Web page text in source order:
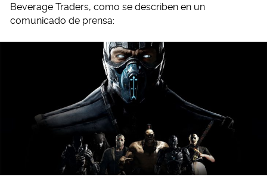
Beverage Traders, como se describen en un
comunicado de prensa: